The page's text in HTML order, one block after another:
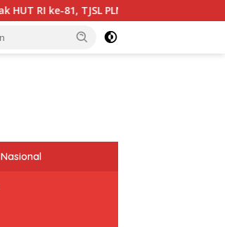
Bawa Transformasi Digital ke SMPN 1
Nasional